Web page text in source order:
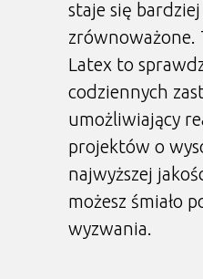
staje się
zrównoważone.
Latex to
codziennych
umożliwiający
projektów o
najwyższej
możesz śmiało
wyzwania.